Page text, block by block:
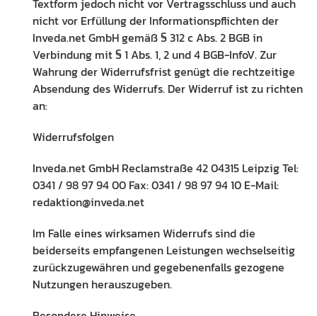
Textform jedoch nicht vor Vertragsschluss und auch
nicht vor Erfüllung der Informationspflichten der
Inveda.net GmbH gemäß § 312 c Abs. 2 BGB in
Verbindung mit § 1 Abs. 1, 2 und 4 BGB-InfoV. Zur
Wahrung der Widerrufsfrist genügt die rechtzeitige
Absendung des Widerrufs. Der Widerruf ist zu richten
an:
Widerrufsfolgen
Inveda.net GmbH Reclamstraße 42 04315 Leipzig Tel:
0341 / 98 97 94 00 Fax: 0341 / 98 97 94 10 E-Mail:
redaktion@inveda.net
Im Falle eines wirksamen Widerrufs sind die
beiderseits empfangenen Leistungen wechselseitig
zurückzugewähren und gegebenenfalls gezogene
Nutzungen herauszugeben.